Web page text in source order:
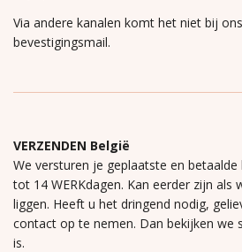
Via andere kanalen komt het niet bij
bevestigingsmail.
VERZENDEN België
We versturen je geplaatste en betaalde
tot 14 WERKdagen. Kan eerder zijn als
liggen. Heeft u het dringend nodig,
contact op te nemen. Dan bekijken we
is.